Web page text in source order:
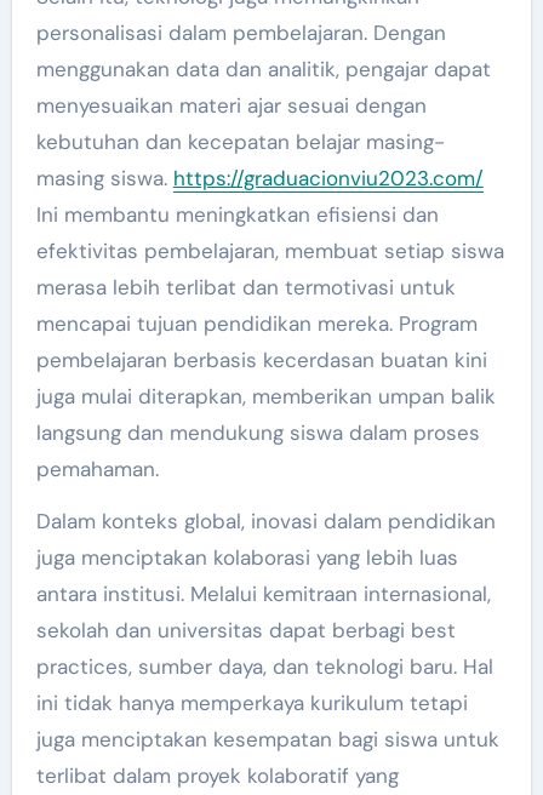
personalisasi dalam pembelajaran. Dengan
menggunakan data dan analitik, pengajar dapat
menyesuaikan materi ajar sesuai dengan
kebutuhan dan kecepatan belajar masing-
masing siswa. https://graduacionviu2023.com/
Ini membantu meningkatkan efisiensi dan
efektivitas pembelajaran, membuat setiap siswa
merasa lebih terlibat dan termotivasi untuk
mencapai tujuan pendidikan mereka. Program
pembelajaran berbasis kecerdasan buatan kini
juga mulai diterapkan, memberikan umpan balik
langsung dan mendukung siswa dalam proses
pemahaman.
Dalam konteks global, inovasi dalam pendidikan
juga menciptakan kolaborasi yang lebih luas
antara institusi. Melalui kemitraan internasional,
sekolah dan universitas dapat berbagi best
practices, sumber daya, dan teknologi baru. Hal
ini tidak hanya memperkaya kurikulum tetapi
juga menciptakan kesempatan bagi siswa untuk
terlibat dalam proyek kolaboratif yang